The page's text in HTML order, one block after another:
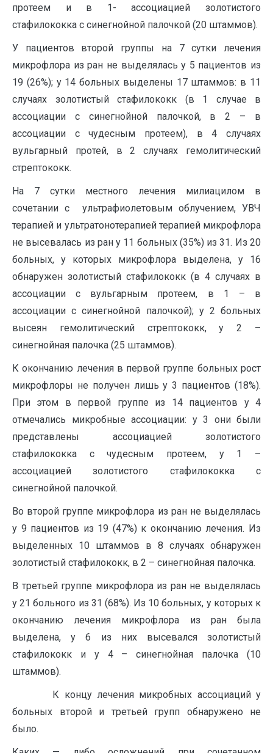
протеем и в 1- ассоциацией золотистого
стафилококка с синегнойной палочкой (20 штаммов).
У пациентов второй группы на 7 сутки лечения
микрофлора из ран не выделялась у 5 пациентов из
19 (26%); у 14 больных выделены 17 штаммов: в 11
случаях золотистый стафилококк (в 1 случае в
ассоциации с синегнойной палочкой, в 2 – в
ассоциации с чудесным протеем), в 4 случаях
вульгарный протей, в 2 случаях гемолитический
стрептококк.
На 7 сутки местного лечения милиацилом в
сочетании с ультрафиолетовым облучением, УВЧ
терапией и ультратонотерапией терапией микрофлора
не высевалась из ран у 11 больных (35%) из 31. Из 20
больных, у которых микрофлора выделена, у 16
обнаружен золотистый стафилококк (в 4 случаях в
ассоциации с вульгарным протеем, в 1 – в
ассоциации с синегнойной палочкой); у 2 больных
высеян гемолитический стрептококк, у 2 –
синегнойная палочка (25 штаммов).
К окончанию лечения в первой группе больных рост
микрофлоры не получен лишь у 3 пациентов (18%).
При этом в первой группе из 14 пациентов у 4
отмечались микробные ассоциации: у 3 они были
представлены ассоциацией золотистого
стафилококка с чудесным протеем, у 1 –
ассоциацией золотистого стафилококка с
синегнойной палочкой.
Во второй группе микрофлора из ран не выделялась
у 9 пациентов из 19 (47%) к окончанию лечения. Из
выделенных 10 штаммов в 8 случаях обнаружен
золотистый стафилококк, в 2 – синегнойная палочка.
В третьей группе микрофлора из ран не выделялась
у 21 больного из 31 (68%). Из 10 больных, у которых к
окончанию лечения микрофлора из ран была
выделена, у 6 из них высевался золотистый
стафилококк и у 4 – синегнойная палочка (10
штаммов).
К концу лечения микробных ассоциаций у
больных второй и третьей групп обнаружено не
было.